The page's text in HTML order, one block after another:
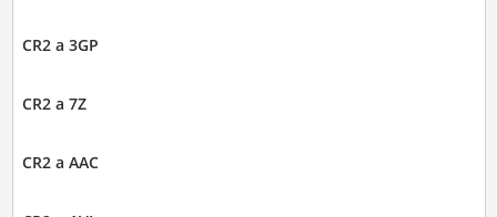
CR2 a 3GP
CR2 a 7Z
CR2 a AAC